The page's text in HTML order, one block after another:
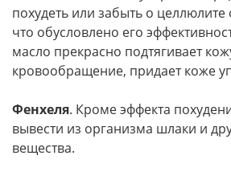
похудеть или забыть о
что обусловлено его
масло прекрасно подтягивает
кровообращение, придает коже
Фенхеля. Кроме эффекта
вывести из организма шлаки и
вещества.